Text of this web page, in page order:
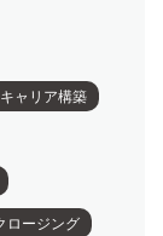
キャリア構築
ロージング